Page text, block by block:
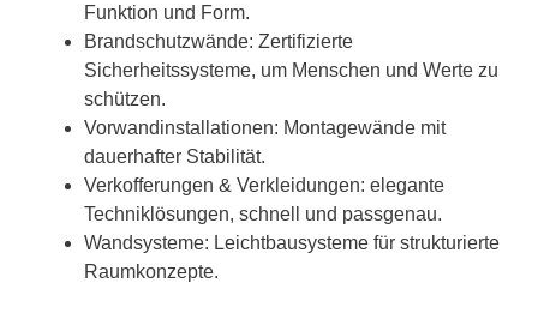
Funktion und Form.
Brandschutzwände: Zertifizierte
Sicherheitssysteme, um Menschen und Werte zu
schützen.
Vorwandinstallationen: Montagewände mit
dauerhafter Stabilität.
Verkofferungen & Verkleidungen: elegante
Techniklösungen, schnell und passgenau.
Wandsysteme: Leichtbausysteme für strukturierte
Raumkonzepte.